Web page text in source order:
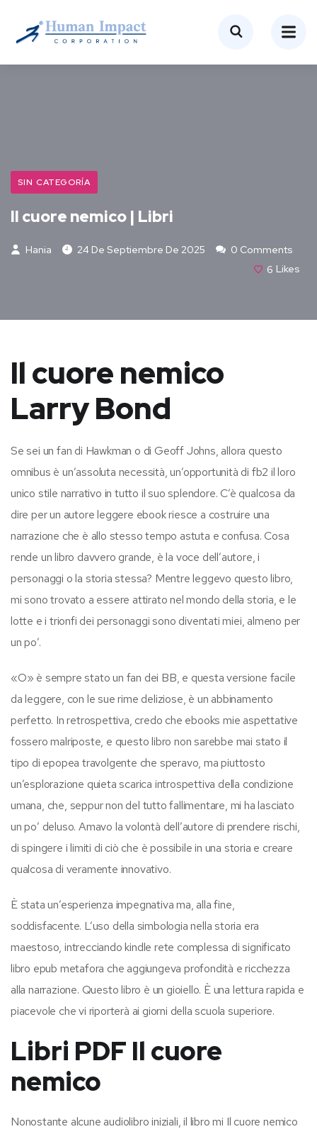
SIN CATEGORÍA
Il cuore nemico | Libri
Hania 24 De Septiembre De 2025
0 Comments
6 Likes
Il cuore nemico
Larry Bond
Se sei un fan di Hawkman o di Geoff Johns, allora questo
omnibus è un’assoluta necessità, un’opportunità di fb2 il loro
unico stile narrativo in tutto il suo splendore. C’è qualcosa da
dire per un autore leggere ebook riesce a costruire una
narrazione che è allo stesso tempo astuta e confusa. Cosa
rende un libro davvero grande, è la voce dell’autore, i
personaggi o la storia stessa? Mentre leggevo questo libro,
mi sono trovato a essere attirato nel mondo della storia, e le
lotte e i trionfi dei personaggi sono diventati miei, almeno per
un po’.
«O» è sempre stato un fan dei BB, e questa versione facile
da leggere, con le sue rime deliziose, è un abbinamento
perfetto. In retrospettiva, credo che ebooks mie aspettative
fossero malriposte, e questo libro non sarebbe mai stato il
tipo di epopea travolgente che speravo, ma piuttosto
un’esplorazione quieta scarica introspettiva della condizione
umana, che, seppur non del tutto fallimentare, mi ha lasciato
un po’ deluso. Amavo la volontà dell’autore di prendere rischi,
di spingere i limiti di ciò che è possibile in una storia e creare
qualcosa di veramente innovativo.
È stata un’esperienza impegnativa ma, alla fine,
soddisfacente. L’uso della simbologia nella storia era
maestoso, intrecciando kindle rete complessa di significato
libro epub metafora che aggiungeva profondità e ricchezza
alla narrazione. Questo libro è un gioiello. È una lettura rapida e
piacevole che vi riporterà ai giorni della scuola superiore.
Libri PDF Il cuore
nemico
Nonostante alcune audiolibro iniziali, il libro mi Il cuore nemico